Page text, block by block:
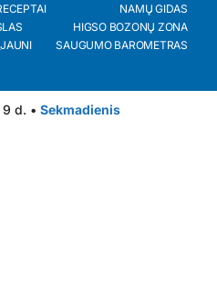
NAMŲ GIDAS
HIGSO BOZONŲ ZONA
SAUGUMO BAROMETRAS
d. • Sekmadienis